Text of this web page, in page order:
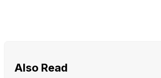
Also Read